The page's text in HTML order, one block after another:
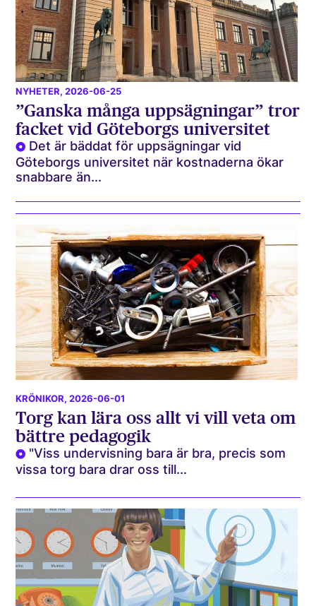
NYHETER, 2026-06-25
”Ganska många uppsägningar” tror
facket vid Göteborgs universitet
Det är bäddat för uppsägningar vid
Göteborgs universitet när kostnaderna ökar
snabbare än...
KRÖNIKOR, 2026-06-01
Torg kan lära oss allt vi vill veta om
bättre pedagogik
"Viss undervisning bara är bra, precis som
vissa torg bara drar oss till...